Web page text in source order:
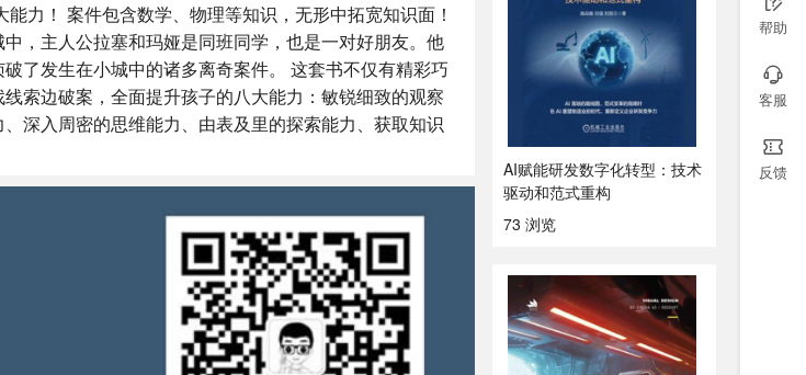
力！ 案件包含数学、物理等知识，无形中拓宽知识面！
，主人公拉塞和玛娅是同班同学，也是一对好朋友。他
了发生在小城中的诸多离奇案件。 这套书不仅有精彩巧
索边破案，全面提升孩子的八大能力：敏锐细致的观察
深入周密的思维能力、由表及里的探索能力、获取知识
AI赋能研发数字化转型：技术
驱动和范式重构
73 浏览
帮助
客服
反馈